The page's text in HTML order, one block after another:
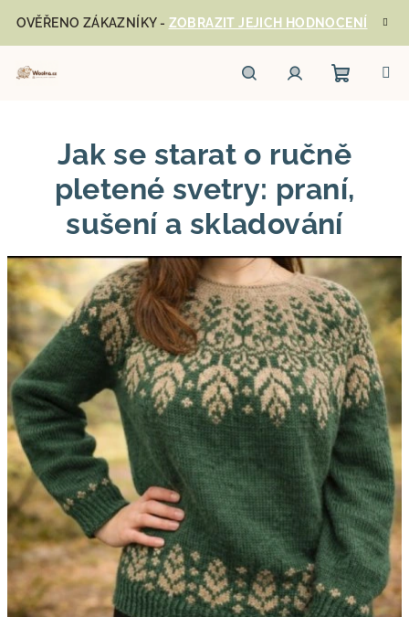
obsah
OVĚŘENO ZÁKAZNÍKY - ZOBRAZIT JEJICH HODNOCENÍ
košík
Jak se starat o ručně
pletené svetry: praní,
sušení a skladování